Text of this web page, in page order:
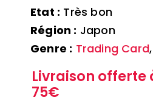
Etat : Très bon
Région : Japon
Genre : Trading Card
Livraison offerte
75€